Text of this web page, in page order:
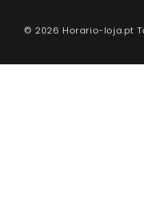
© 2026 Horario-loja.pt